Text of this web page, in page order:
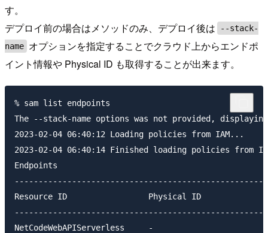
す。
デプロイ前の場合はメソッドのみ、デプロイ後は
--stack-
name オプションを指定することでクラウド上からエンドポ
イント情報や Physical ID も取得することが出来ます。
% sam list endpoints
The --stack-name options was not provided,
2023-02-04 06:40:12 Loading policies from IAM...
2023-02-04 06:40:14 Finished loading policies from
Endpoints
Resource ID                 Physical ID
NetCodeWebAPIServerless